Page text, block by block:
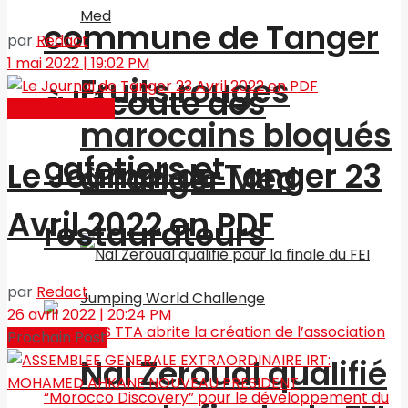
Fruits rouges
marocains bloqués
à Tanger Med
Nal Zeroual qualifié
commune de Tanger
à l’écoute des
cafetiers et
restaurateurs
par Redact
1 mai 2022 | 19:02 PM
Le Journal de Tanger 23
Avril 2022 en PDF
par Redact
26 avril 2022 | 20:24 PM
Prochain Post